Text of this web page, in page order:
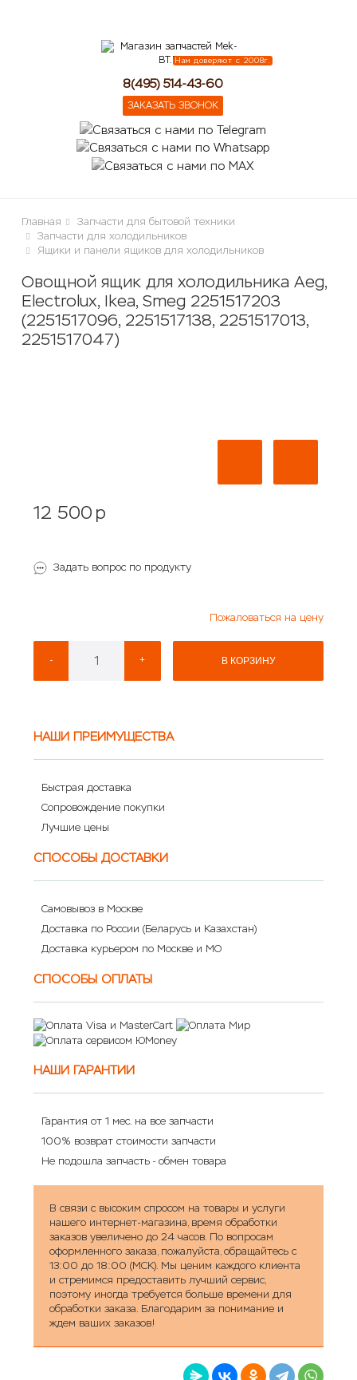
Нам доверяют с 2008г.
8(495) 514-43-60
ЗАКАЗАТЬ ЗВОНОК
Главная
Запчасти для бытовой техники
Запчасти для холодильников
Ящики и панели ящиков для холодильников
Овощной ящик для холодильника Aeg,
Electrolux, Ikea, Smeg 2251517203
(2251517096, 2251517138, 2251517013,
2251517047)
12 500 p
Задать вопрос по продукту
Пожаловаться на цену
- + В КОРЗИНУ
НАШИ ПРЕИМУЩЕСТВА
Быстрая доставка
Сопровождение покупки
Лучшие цены
СПОСОБЫ ДОСТАВКИ
Самовывоз в Москве
Доставка по России (Беларусь и Казахстан)
Доставка курьером по Москве и МО
СПОСОБЫ ОПЛАТЫ
НАШИ ГАРАНТИИ
Гарантия от 1 мес. на все запчасти
100% возврат стоимости запчасти
Не подошла запчасть - обмен товара
В связи с высоким спросом на товары и услуги
нашего интернет-магазина, время обработки
заказов увеличено до 24 часов. По вопросам
оформленного заказа, пожалуйста, обращайтесь с
13:00 до 18:00 (МСК). Мы ценим каждого клиента
и стремимся предоставить лучший сервис,
поэтому иногда требуется больше времени для
обработки заказа. Благодарим за понимание и
ждем ваших заказов!